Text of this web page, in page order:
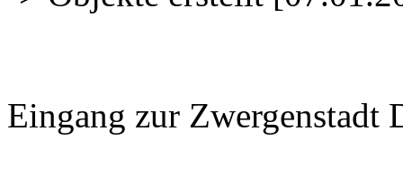
Eingang zur Zwergenstadt